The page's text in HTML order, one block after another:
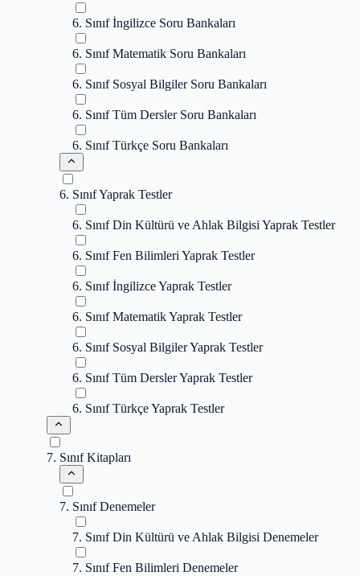
6. Sınıf İngilizce Soru Bankaları
6. Sınıf Matematik Soru Bankaları
6. Sınıf Sosyal Bilgiler Soru Bankaları
6. Sınıf Tüm Dersler Soru Bankaları
6. Sınıf Türkçe Soru Bankaları
6. Sınıf Yaprak Testler
6. Sınıf Din Kültürü ve Ahlak Bilgisi Yaprak Testler
6. Sınıf Fen Bilimleri Yaprak Testler
6. Sınıf İngilizce Yaprak Testler
6. Sınıf Matematik Yaprak Testler
6. Sınıf Sosyal Bilgiler Yaprak Testler
6. Sınıf Tüm Dersler Yaprak Testler
6. Sınıf Türkçe Yaprak Testler
7. Sınıf Kitapları
7. Sınıf Denemeler
7. Sınıf Din Kültürü ve Ahlak Bilgisi Denemeler
7. Sınıf Fen Bilimleri Denemeler